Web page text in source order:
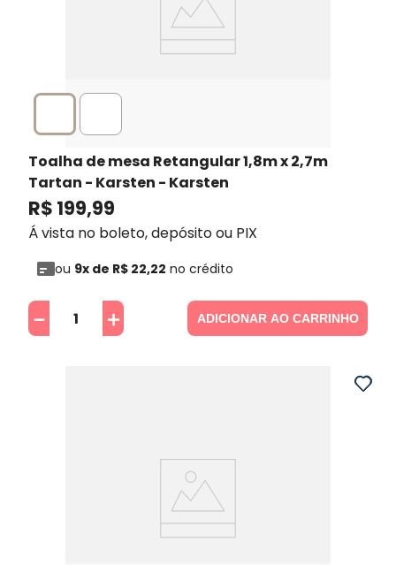
Toalha de mesa Retangular 1,8m x 2,7m
Tartan - Karsten - Karsten
R$ 199,99
Á vista no boleto, depósito ou PIX
ou 9x de R$ 22,22 no crédito
＋
－ ADICIONAR AO CARRINHO